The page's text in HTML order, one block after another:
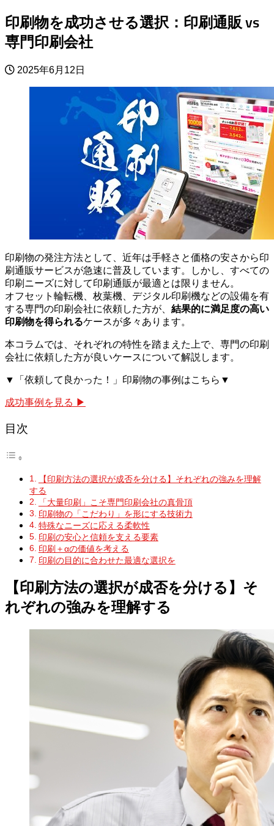
印刷物を成功させる選択：印刷通販 vs
専門印刷会社
2025年6月12日
印刷物の発注方法として、近年は手軽さと価格の安さから印
刷通販サービスが急速に普及しています。しかし、すべての
印刷ニーズに対して印刷通販が最適とは限りません。
オフセット輪転機、枚葉機、デジタル印刷機などの設備を有
する専門の印刷会社に依頼した方が、 結果的に満足度の高い
印刷物を得られるケースが多々あります。
本コラムでは、それぞれの特性を踏まえた上で、専門の印刷
会社に依頼した方が良いケースについて解説します。
▼「依頼して良かった！」印刷物の事例はこちら▼
成功事例を見る ▶
目次
【印刷方法の選択が成否を分ける】それぞれの強みを理解
する
「大量印刷」こそ専門印刷会社の真骨頂
印刷物の「こだわり」を形にする技術力
特殊なニーズに応える柔軟性
印刷の安心と信頼を支える要素
印刷＋αの価値を考える
印刷の目的に合わせた最適な選択を
【印刷方法の選択が成否を分ける】そ
れぞれの強みを理解する